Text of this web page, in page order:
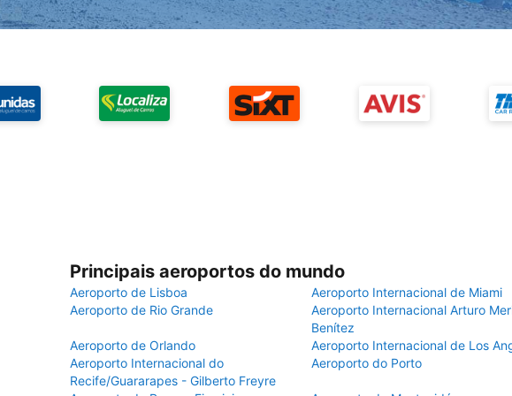
Principais aeroportos do mundo
Aeroporto de Lisboa
Aeroporto Internacional de Miami
Aeroporto de Rio Grande
Aeroporto Internacional Arturo
Benítez
Aeroporto de Orlando
Aeroporto Internacional de Los
Aeroporto Internacional do
Recife/Guararapes - Gilberto Freyre
Aeroporto do Porto